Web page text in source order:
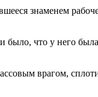
знаменем
было, что у него
врагом,